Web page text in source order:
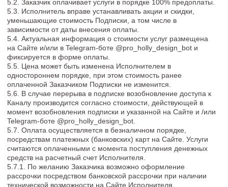
субъективная оценка не являются основаниями считать
услуги оказанными некачественно, или не в согласованном
объеме.
7.8. Исполнитель не несет ответственности за неверную
(недостоверную) информацию, предоставленную
Заказчиком.
7.9. Исполнитель не несет ответственности за невозможность
обслуживания Заказчика по причинам, связанным с
нарушением работы Интернет-канала, оборудования или
программного обеспечения со стороны Заказчика.
7.10. Исполнитель не несет ответственности за актуальность
контактов третьих лиц, ссылок на товары и услуги,
предоставленных в рамках оказания Услуг, в течение всего
периода действия настоящего Договора. Все ссылки
актуальны на день их предоставления Исполнителем
Заказчику в рамках оказания Услуг по настоящему Договору.
7.11. Заказчик несет ответственность за размещение в
Канале результатов интеллектуальной деятельности
(фотографии, картинки, рисунки, статьи, логотипы, иные
объекты), которым согласно действующему законодательству
Российской Федерации предоставлена правовая охрана. В
случае предъявления к Исполнителю претензий третьих лиц,
касающихся указанных объектов, Заказчик обязан
самостоятельно их урегулировать. Если к Исполнителю будет
предъявлен иск о защите права, вследствие которого
Исполнитель понесет убытки, Заказчик возмещает такие
убытки в течение 1 (одного) месяца со дня предъявления
Исполнителем требования о возмещении.